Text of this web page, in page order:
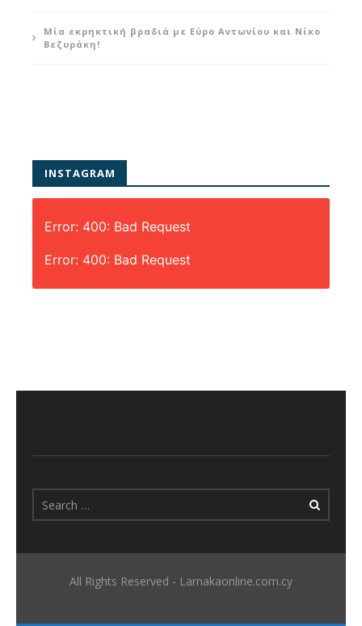
Μία εκρηκτική βραδιά με Εύρο Αντωνίου και Νίκο
Βεζυράκη!
INSTAGRAM
Error: 400: Bad Request
Error: 400: Bad Request
All Rights Reserved - Larnakaonline.com.cy